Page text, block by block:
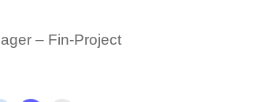
– Fin-Project